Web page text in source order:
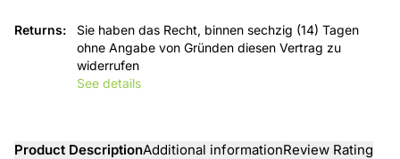
Returns:
Sie haben das Recht, binnen sechzig (14) Tagen
ohne Angabe von Gründen diesen Vertrag zu
widerrufen
See details
Product DescriptionAdditional informationReview Rating